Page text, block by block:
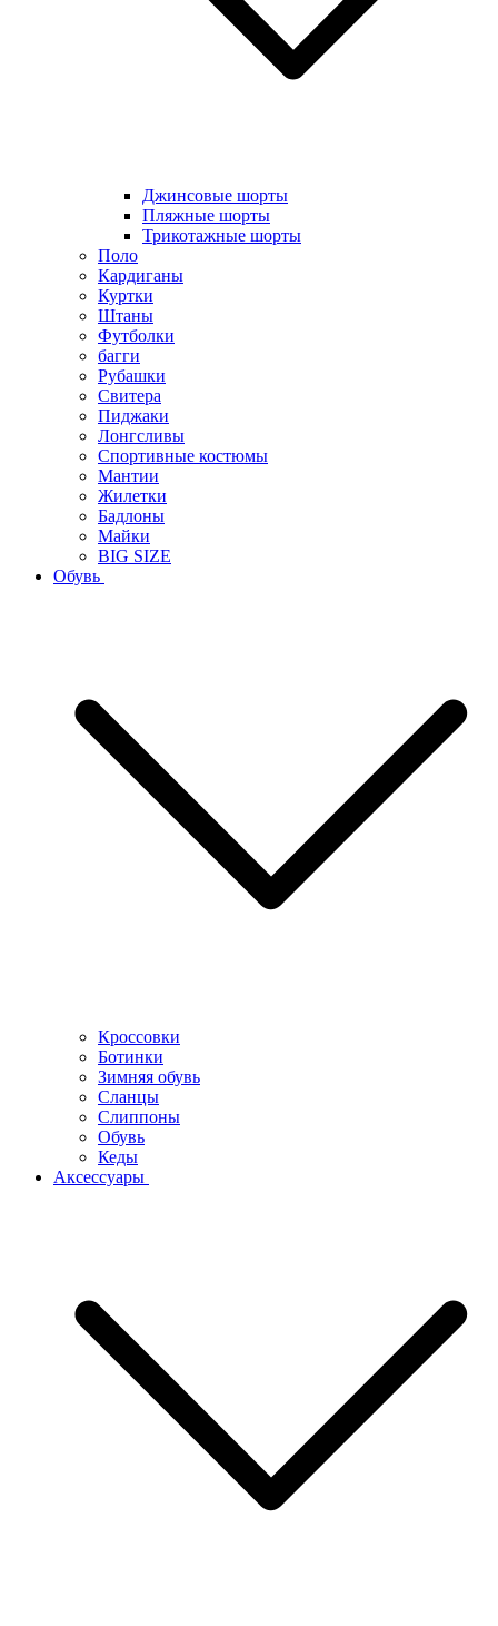
Джинсовые шорты
Пляжные шорты
Трикотажные шорты
Поло
Кардиганы
Куртки
Штаны
Футболки
багги
Рубашки
Свитера
Пиджаки
Лонгсливы
Спортивные костюмы
Мантии
Жилетки
Бадлоны
Майки
BIG SIZE
Обувь
Кроссовки
Ботинки
Зимняя обувь
Сланцы
Слиппоны
Обувь
Кеды
Аксессуары